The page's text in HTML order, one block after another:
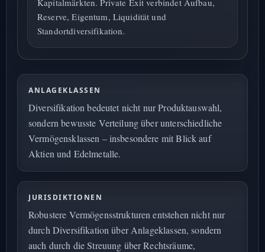
Kapitalmärkten. Private Exit verbindet Aufbau,
Reserve, Eigentum, Liquidität und
Standortdiversifikation.
ANLAGEKLASSEN
Diversifikation bedeutet nicht nur Produktauswahl,
sondern bewusste Verteilung über unterschiedliche
Vermögensklassen – insbesondere mit Blick auf
Aktien und Edelmetalle.
JURISDIKTIONEN
Robustere Vermögensstrukturen entstehen nicht nur
durch Diversifikation über Anlageklassen, sondern
auch durch die Streuung über Rechtsräume,